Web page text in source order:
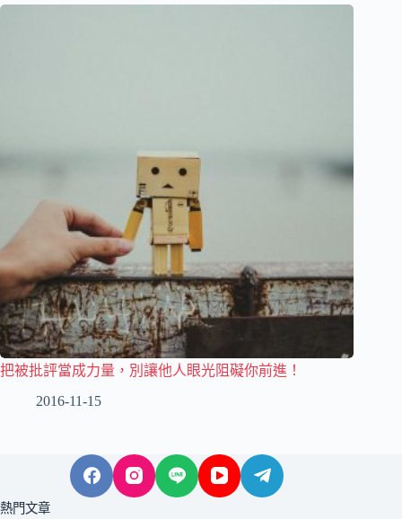
把被批評當成力量，別讓他人眼光阻礙你前進！
2016-11-15
熱門文章